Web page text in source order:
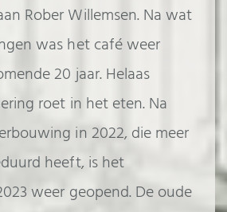
Rober Willemsen. Na wat
was het café weer
20 jaar. Helaas
roet in het eten. Na
in 2022, die meer
heeft, is het
weer geopend. De oude